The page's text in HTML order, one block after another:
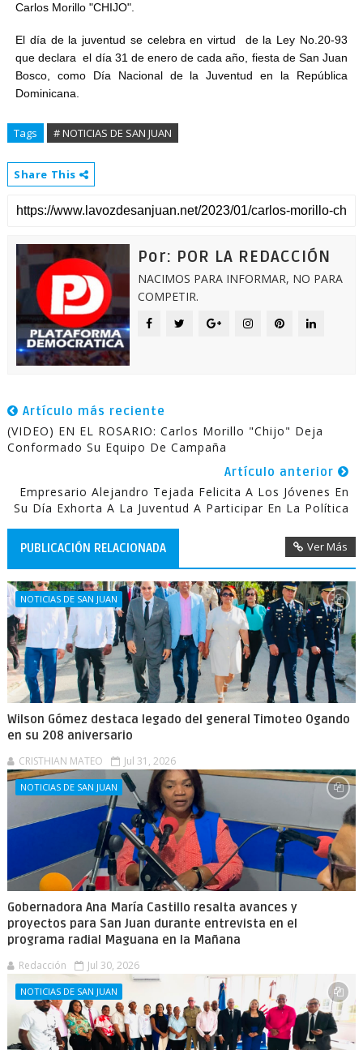
Carlos Morillo "CHIJO".
El día de la juventud se celebra en virtud de la Ley No.20-93
que declara el día 31 de enero de cada año, fiesta de San Juan
Bosco, como Día Nacional de la Juventud en la República
Dominicana.
Tags # NOTICIAS DE SAN JUAN
Share This
Por: POR LA REDACCIÓN
NACIMOS PARA INFORMAR, NO PARA
COMPETIR.
Artículo más reciente
(VIDEO) EN EL ROSARIO: Carlos Morillo "Chijo" Deja
Conformado Su Equipo De Campaña
Artículo anterior
Empresario Alejandro Tejada Felicita A Los Jóvenes En
Su Día Exhorta A La Juventud A Participar En La Política
PUBLICACIÓN RELACIONADA Ver Más
NOTICIAS DE SAN JUAN
Wilson Gómez destaca legado del general Timoteo Ogando
en su 208 aniversario
CRISTHIAN MATEO Jul 31, 2026
NOTICIAS DE SAN JUAN
Gobernadora Ana María Castillo resalta avances y
proyectos para San Juan durante entrevista en el
programa radial Maguana en la Mañana
Redacción Jul 30, 2026
NOTICIAS DE SAN JUAN